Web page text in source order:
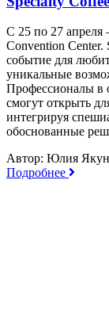
С 25 по 27
Convention
событие для
уникальные
Профессионалы в
смогут открыть
интегрируя
обоснованные
Автор: Юлия
Подробнее